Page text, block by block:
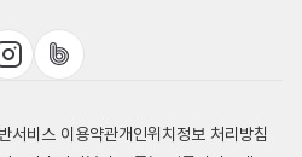
서비스 이용약관개인위치정보 처리방침